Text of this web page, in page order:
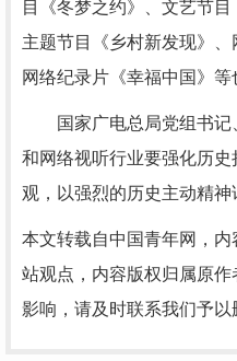
目《冬梦之约》、文艺节
主题节目《乡村新发现》
网络纪录片《幸福中国》等
国家广电总局党组书记
和网络视听行业要强化历
观，以强烈的历史主动精
本文转载自中国青年网，
站观点，内容版权归属原
影响，请及时联系我们予以